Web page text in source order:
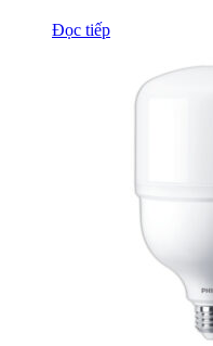
Đọc tiếp